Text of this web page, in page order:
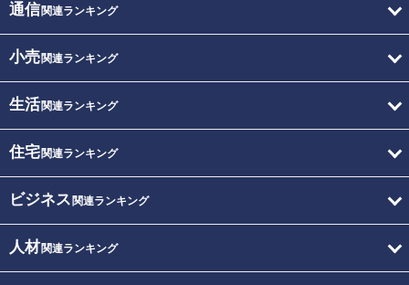
通信関連ランキング
小売関連ランキング
生活関連ランキング
住宅関連ランキング
ビジネス 関連ランキング
人材関連ランキング